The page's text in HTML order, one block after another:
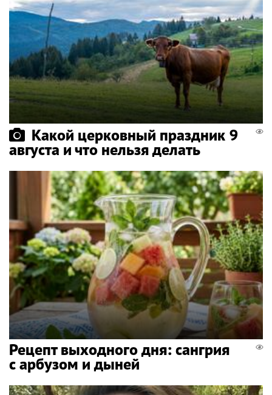
Какой церковный праздник 9
августа и что нельзя делать
Рецепт выходного дня: сангрия
с арбузом и дыней